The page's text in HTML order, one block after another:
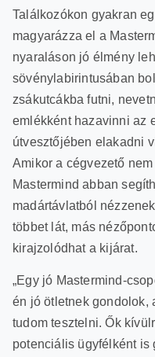
Találkozókon gyakran
magyarázza el a
nyaraláson jó élmény
sövénylabirintusában
zsákutcákba futni,
emlékként hazavinni az
útvesztőjében elakadni
Amikor a cégvezető
Mastermind abban
madártávlatból
többet lát, más
kirajzolódhat a kijárat.
„Egy jó Mastermind-
én jó ötletnek gondolok,
tudom tesztelni. Ők
potenciális ügyfélként is